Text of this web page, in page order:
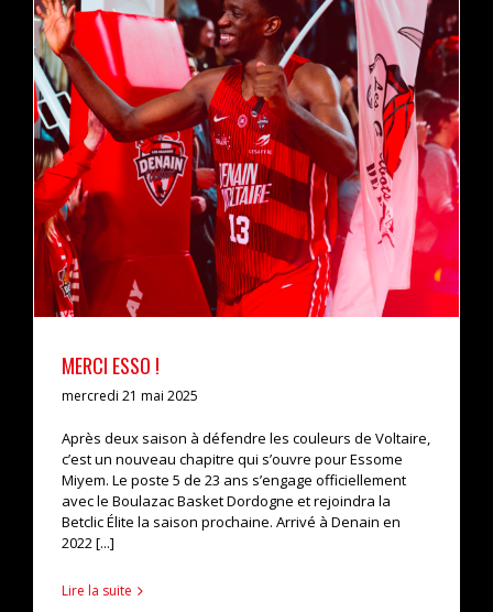
MERCI ESSO !
actualités pro b
MERCI ESSO !
mercredi 21 mai 2025
Après deux saison à défendre les couleurs de Voltaire,
c’est un nouveau chapitre qui s’ouvre pour Essome
Miyem. Le poste 5 de 23 ans s’engage officiellement
avec le Boulazac Basket Dordogne et rejoindra la
Betclic Élite la saison prochaine. Arrivé à Denain en
2022 [...]
Lire la suite